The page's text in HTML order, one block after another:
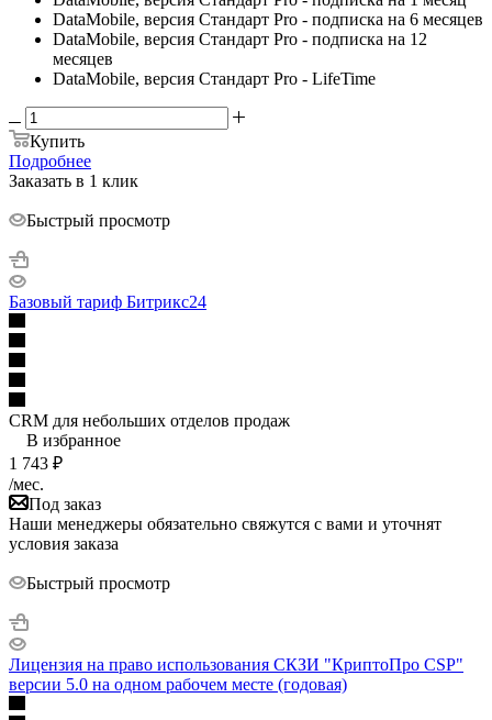
DataMobile, версия Стандарт Pro - подписка на 6 месяцев
DataMobile, версия Стандарт Pro - подписка на 12
месяцев
DataMobile, версия Стандарт Pro - LifeTime
Купить
Подробнее
Заказать в 1 клик
Быстрый просмотр
Базовый тариф Битрикс24
CRM для небольших отделов продаж
В избранное
1 743 ₽
/мес.
Под заказ
Наши менеджеры обязательно свяжутся с вами и уточнят
условия заказа
Быстрый просмотр
Лицензия на право использования СКЗИ "КриптоПро CSP"
версии 5.0 на одном рабочем месте (годовая)